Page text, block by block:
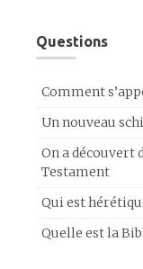
Questions
Comment
Un nouveau
On a découvert
Testament
Qui est
Quelle est la